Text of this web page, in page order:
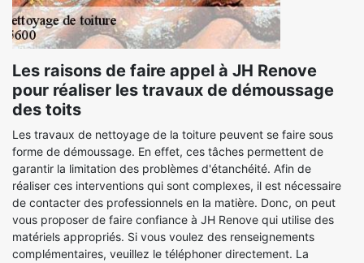
Les raisons de faire appel à JH Renove
pour réaliser les travaux de démoussage
des toits
Les travaux de nettoyage de la toiture peuvent se faire sous
forme de démoussage. En effet, ces tâches permettent de
garantir la limitation des problèmes d'étanchéité. Afin de
réaliser ces interventions qui sont complexes, il est nécessaire
de contacter des professionnels en la matière. Donc, on peut
vous proposer de faire confiance à JH Renove qui utilise des
matériels appropriés. Si vous voulez des renseignements
complémentaires, veuillez le téléphoner directement. La